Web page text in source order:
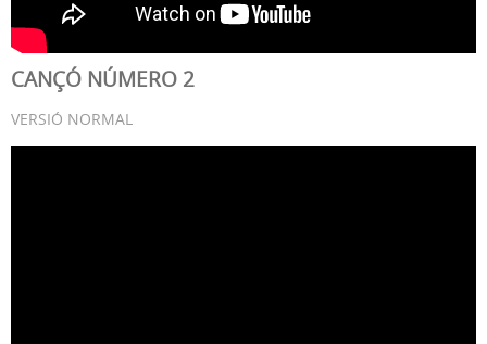
CANÇÓ NÚMERO 2
VERSIÓ NORMAL